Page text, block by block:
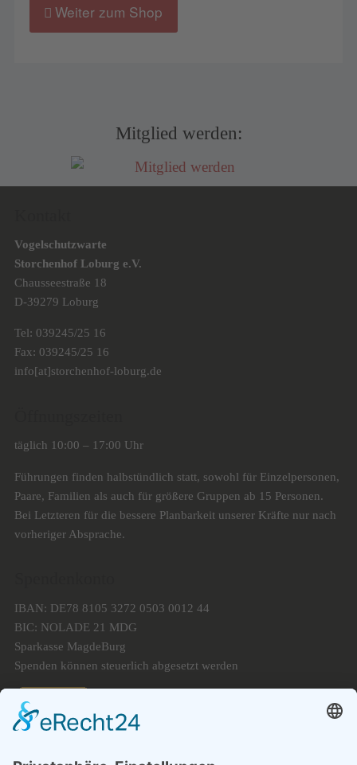
Weiter zum Shop
Mitglied werden:
Vogelschutzwarte
Storchenhof Loburg e.V.
Chausseestraße 18
D-39279 Loburg
Tel: 039245/25 16
Fax: 039245/25 16
info[at]storchenhof-loburg.de
täglich 10:00 – 17:00 Uhr
Führungen finden halbstündlich statt, sowohl für Einzelpersonen,
Paare, Familien als auch für größere Gruppen ab 15 Personen.
Bei Letzteren für die bessere Planbarkeit unserer Kräfte nur nach
vorheriger Absprache.
IBAN: DE78 8105 3272 0503 0012 44
BIC: NOLADE 21 MDG
Sparkasse MagdeBurg
Spenden können steuerlich abgesetzt werden